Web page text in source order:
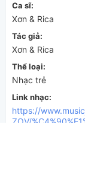
Ca sĩ:
Xơn & Rica
Tác giả:
Xơn & Rica
Thể loại:
Nhạc trẻ
Link nhạc:
https://
ZOV/